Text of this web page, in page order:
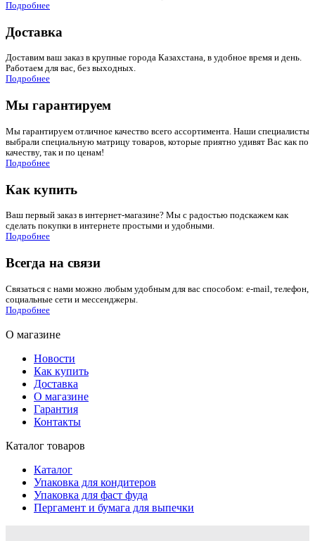
Подробнее
Доставка
Доставим ваш заказ в крупные города Казахстана, в удобное время и день.
Работаем для вас, без выходных.
Подробнее
Мы гарантируем
Мы гарантируем отличное качество всего ассортимента. Наши специалисты
выбрали специальную матрицу товаров, которые приятно удивят Вас как по
качеству, так и по ценам!
Подробнее
Как купить
Ваш первый заказ в интернет-магазине? Мы с радостью подскажем как
сделать покупки в интернете простыми и удобными.
Подробнее
Всегда на связи
Связаться с нами можно любым удобным для вас способом: e-mail, телефон,
социальные сети и мессенджеры.
Подробнее
О магазине
Новости
Как купить
Доставка
О магазине
Гарантия
Контакты
Каталог товаров
Каталог
Упаковка для кондитеров
Упаковка для фаст фуда
Пергамент и бумага для выпечки